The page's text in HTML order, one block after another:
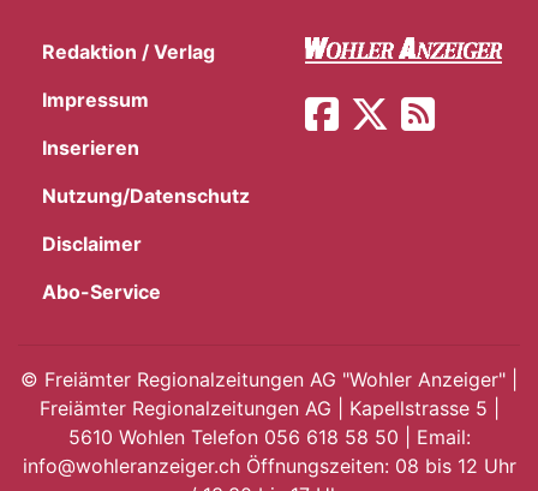
Redaktion / Verlag
Impressum
Inserieren
Nutzung/Datenschutz
Disclaimer
Abo-Service
© Freiämter Regionalzeitungen AG "Wohler Anzeiger" |
Freiämter Regionalzeitungen AG | Kapellstrasse 5 |
5610 Wohlen Telefon 056 618 58 50 | Email:
info@wohleranzeiger.ch Öffnungszeiten: 08 bis 12 Uhr